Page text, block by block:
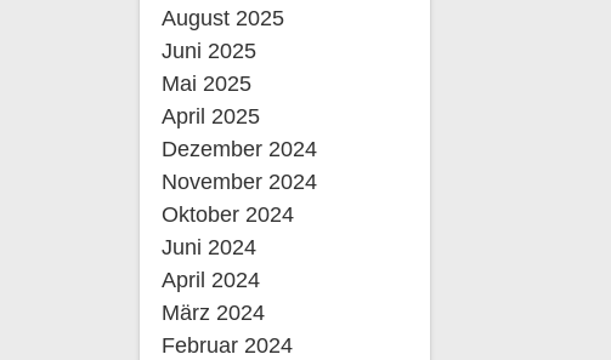
August 2025
Juni 2025
Mai 2025
April 2025
Dezember 2024
November 2024
Oktober 2024
Juni 2024
April 2024
März 2024
Februar 2024